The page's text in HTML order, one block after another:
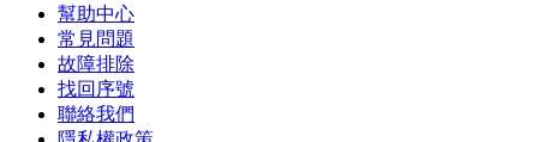
幫助中心
常見問題
故障排除
找回序號
聯絡我們